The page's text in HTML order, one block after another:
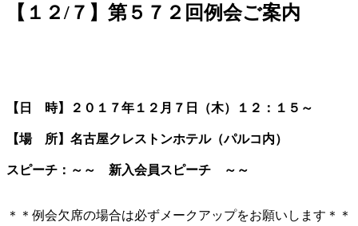
【１２/７】第５７２回例会ご案内
【日 時】２０１７年１２月７日（木）１２：１５～
【場 所】名古屋クレストンホテル（パルコ内）
スピーチ：～～ 新入会員スピーチ ～～
＊＊例会欠席の場合は必ずメークアップをお願いします＊＊